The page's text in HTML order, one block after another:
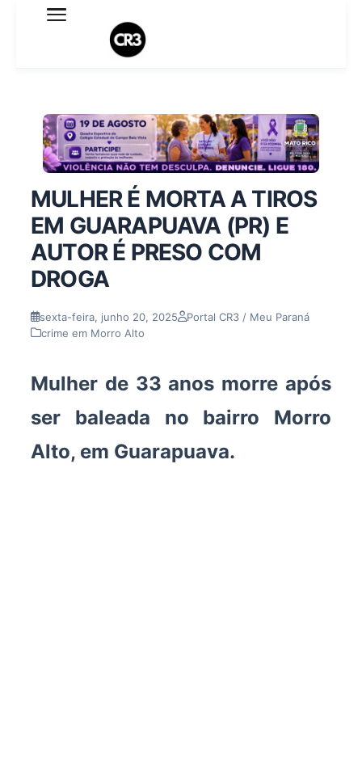
Expediente
Termo de Uso
Sobre o blog
MULHER É MORTA A TIROS
EM GUARAPUAVA (PR) E
AUTOR É PRESO COM
DROGA
sexta-feira, junho 20, 2025
Portal CR3 / Meu Paraná
crime em Morro Alto
Mulher de 33 anos morre após
ser baleada no bairro Morro
Alto, em Guarapuava.